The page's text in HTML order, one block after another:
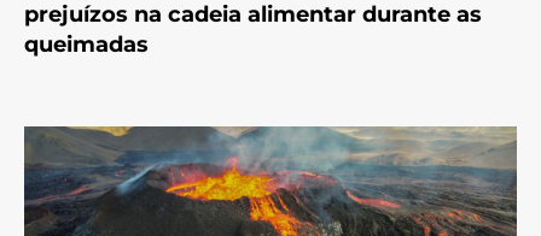
prejuízos na cadeia alimentar durante as
queimadas